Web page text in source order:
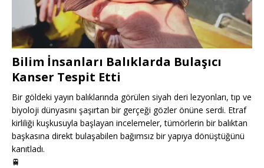
Bilim İnsanları Balıklarda Bulaşıcı
Kanser Tespit Etti
Bir göldeki yayın balıklarında görülen siyah deri lezyonları, tıp ve
biyoloji dünyasını şaşırtan bir gerçeği gözler önüne serdi. Etraf
kirliliği kuşkusuyla başlayan incelemeler, tümörlerin bir balıktan
başkasına direkt bulaşabilen bağımsız bir yapıya dönüştüğünü
kanıtladı.
🚆